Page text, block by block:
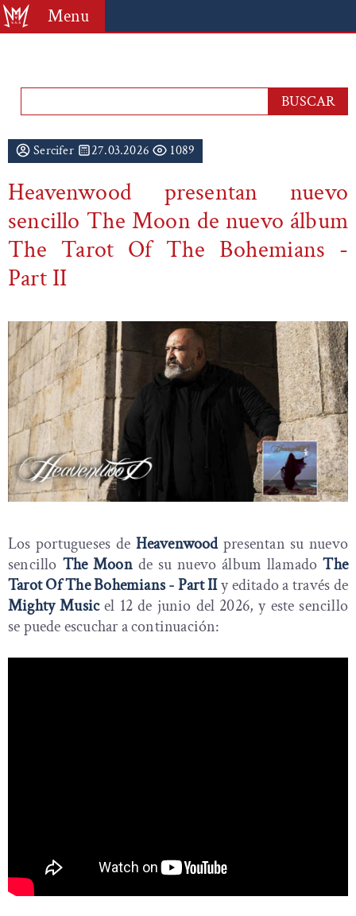
Menu
Sercifer 27.03.2026 1089
Heavenwood presentan nuevo
sencillo The Moon de nuevo álbum
The Tarot Of The Bohemians -
Part II
Los portugueses de Heavenwoodpresentan su nuevo
sencillo The Moonde su nuevo álbum llamadoThe
Tarot Of The Bohemians - Part IIy editado a través de
Mighty Musicel 12 de junio del 2026, y este sencillo
se puede escuchar a continuación: